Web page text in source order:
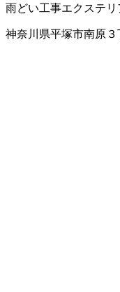
雨どい工事エクステリ
神奈川県平塚市南原３